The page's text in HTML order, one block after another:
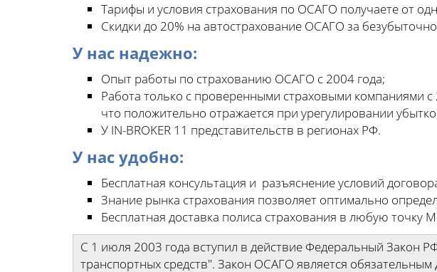
Тарифы и условия страхования по ОСАГО получаете от
Скидки до 20% на автострахование ОСАГО за
У нас надежно:
Опыт работы по страхованию ОСАГО с 2004 года;
Работа только с проверенными страховыми компаниями
что положительно отражается при урегулировании
У IN-BROKER 11 представительств в регионах РФ.
У нас удобно:
Бесплатная консультация и разъяснение условий
Знание рынка страхования позволяет оптимально
Бесплатная доставка полиса страхования в любую точку
С 1 июля 2003 года вступил в действие Федеральный Закон
транспортных средств". Закон ОСАГО является обязательным